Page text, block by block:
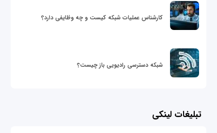
کارشناس عملیات شبکه کیست و چه وظایفی دارد؟
شبکه دسترسی رادیویی باز چیست؟
تبلیغات لینکی